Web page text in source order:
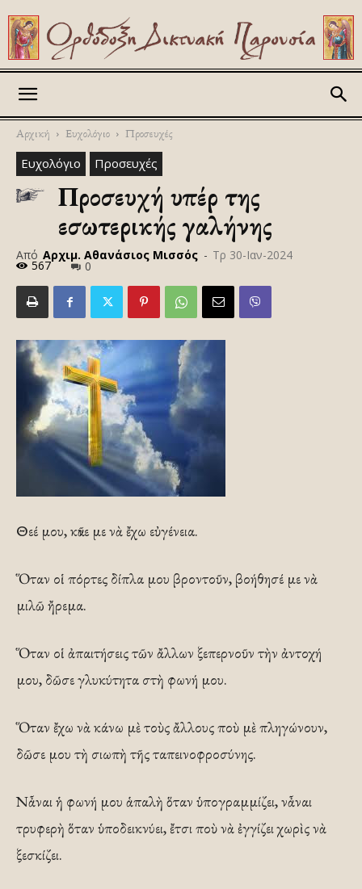
Αρχική Ευχολόγιο Προσευχές
Ευχολόγιο Προσευχές
Προσευχή υπέρ της
εσωτερικής γαλήνης
Από Αρχιμ. Αθανάσιος Μισσός - Τρ 30-Ιαν-2024
567 0
Θεέ μου, κᾶνε με νὰ ἔχω εὐγένεια.
Ὅταν οἱ πόρτες δίπλα μου βροντοῦν, βοήθησέ με νὰ
μιλῶ ἤρεμα.
Ὅταν οἱ ἀπαιτήσεις τῶν ἄλλων ξεπερνοῦν τὴν ἀντοχή
μου, δῶσε γλυκύτητα στὴ φωνή μου.
Ὅταν ἔχω νὰ κάνω μὲ τοὺς ἄλλους ποὺ μὲ πληγώνουν,
δῶσε μου τὴ σιωπὴ τῆς ταπεινοφροσύνης.
Νἆναι ἡ φωνή μου ἁπαλὴ ὅταν ὑπογραμμίζει, νἆναι
τρυφερὴ ὅταν ὑποδεικνύει, ἔτσι ποὺ νὰ ἐγγίζει χωρὶς νὰ
ξεσκίζει.